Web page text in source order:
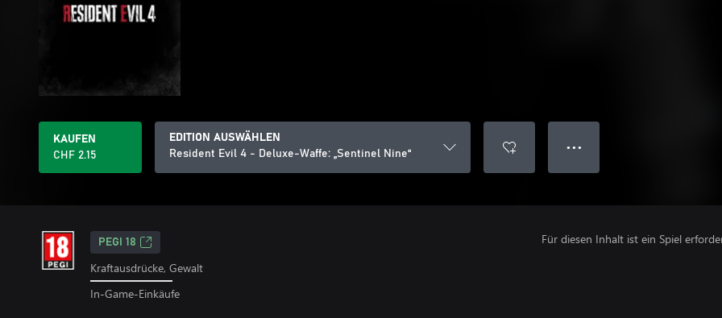
KAUFEN
CHF 2.15
EDITION AUSWÄHLEN
Resident Evil 4 - Deluxe-Waffe: „Sentinel Nine“
● ● ●
PEGI 18
Kraftausdrücke, Gewalt
In-Game-Einkäufe
Für diesen Inhalt ist ein Spiel